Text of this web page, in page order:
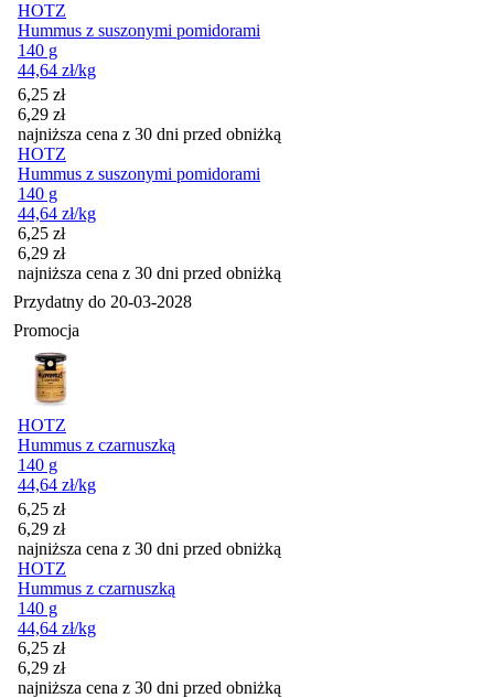
HOTZ
Hummus z suszonymi pomidorami
140 g
44,64 zł/kg
Cena promocyjna
6,25 zł
6,29 zł
najniższa cena z 30 dni przed obniżką
HOTZ
Hummus z suszonymi pomidorami
140 g
44,64 zł/kg
Cena promocyjna
6,25 zł
6,29 zł
najniższa cena z 30 dni przed obniżką
Przydatny do 20-03-2028
Promocja
HOTZ
Hummus z czarnuszką
140 g
44,64 zł/kg
Cena promocyjna
6,25 zł
6,29 zł
najniższa cena z 30 dni przed obniżką
HOTZ
Hummus z czarnuszką
140 g
44,64 zł/kg
Cena promocyjna
6,25 zł
6,29 zł
najniższa cena z 30 dni przed obniżką